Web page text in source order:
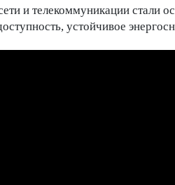
и телекоммуникации стали
устойчивое